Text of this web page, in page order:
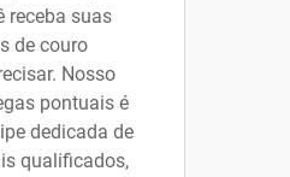
receba suas
de couro
Nosso
pontuais é
dedicada de
qualificados,